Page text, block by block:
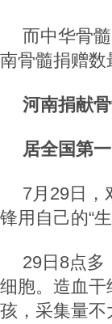
而中华骨
南骨髓捐赠数
河南捐献
居全国第一
7月29日，
锋用自己的“
29日8点多
细胞。造血
孩，采集量